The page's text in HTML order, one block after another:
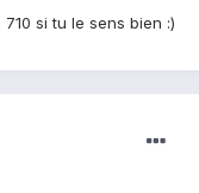
si tu le sens bien :)